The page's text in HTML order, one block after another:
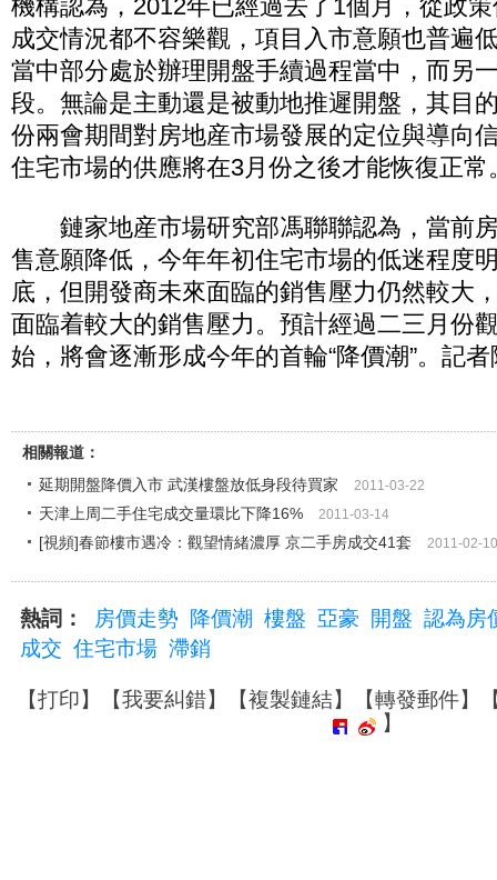
機構認為，2012年已經過去了1個月，從政
成交情況都不容樂觀，項目入市意願也普遍
當中部分處於辦理開盤手續過程當中，而另
段。無論是主動還是被動地推遲開盤，其目
份兩會期間對房地産市場發展的定位與導向
住宅市場的供應將在3月份之後才能恢復正常
鏈家地産市場研究部馮聯聯認為，當前房
售意願降低，今年年初住宅市場的低迷程度
底，但開發商未來面臨的銷售壓力仍然較大
面臨着較大的銷售壓力。預計經過二三月份
始，將會逐漸形成今年的首輪“降價潮”。記
相關報道：
延期開盤降價入市 武漢樓盤放低身段待買家
2011-03-22
天津上周二手住宅成交量環比下降16% 2011-03-14
[視頻]春節樓市遇冷：觀望情緒濃厚 京二手房成交41套 2011-02-10
熱詞： 房價走勢 降價潮 樓盤 亞豪 開盤 認為房
成交 住宅市場 滯銷
【打印】【我要糾錯】【複製鏈結】【轉發郵件】
】